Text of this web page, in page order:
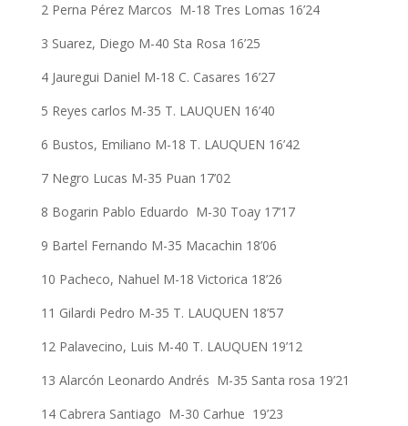
2 Perna Pérez Marcos M-18 Tres Lomas 16’24
3 Suarez, Diego M-40 Sta Rosa 16’25
4 Jauregui Daniel M-18 C. Casares 16’27
5 Reyes carlos M-35 T. LAUQUEN 16’40
6 Bustos, Emiliano M-18 T. LAUQUEN 16’42
7 Negro Lucas M-35 Puan 17’02
8 Bogarin Pablo Eduardo M-30 Toay 17’17
9 Bartel Fernando M-35 Macachin 18’06
10 Pacheco, Nahuel M-18 Victorica 18’26
11 Gilardi Pedro M-35 T. LAUQUEN 18’57
12 Palavecino, Luis M-40 T. LAUQUEN 19’12
13 Alarcón Leonardo Andrés M-35 Santa rosa 19’21
14 Cabrera Santiago M-30 Carhue 19’23